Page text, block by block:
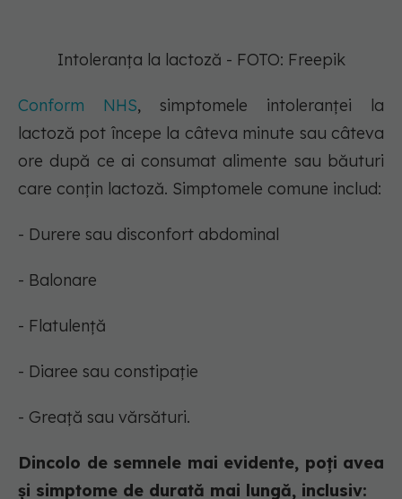
Intoleranța la lactoză - FOTO: Freepik
Conform NHS, simptomele intoleranței la
lactoză pot începe la câteva minute sau câteva
ore după ce ai consumat alimente sau băuturi
care conțin lactoză. Simptomele comune includ:
- Durere sau disconfort abdominal
- Balonare
- Flatulență
- Diaree sau constipație
- Greață sau vărsături.
Dincolo de semnele mai evidente, poți avea
și simptome de durată mai lungă, inclusiv: